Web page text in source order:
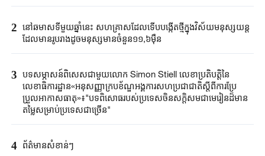
2 នៅឆមាសទីមួយ​ឆ្នាំនេះ ​សហគ្រាសដែល​ទើបបង្កើតថ្មី​ក្នុងវិស័យ​មនុស្សយន្ត​
ដែល​មាន​រូប​រាង​ដូចមនុស្ស​មានចំនួន១១,៦ម៉ឺន​
3 បទសម្ភាសន៍ពិសេសជាមួយលោក Simon Stiell លេខាប្រតិបតិ្តនៃ
លេខាធិការដ្ឋាន«អនុសញ្ញាក្របខ័ណ្ឌអង្គការសហប្រជាជាតិស្តីពីការប្រែ
ប្រួលអាកាសធាតុ»៖"បទពិសោធរបស់ប្រទេសចិនសក្តិសមជាមេរៀនដ៏មាន
តម្លៃសម្រាប់ប្រទេសជាច្រើន"
4 ព័ត៌មានសំខាន់ៗ